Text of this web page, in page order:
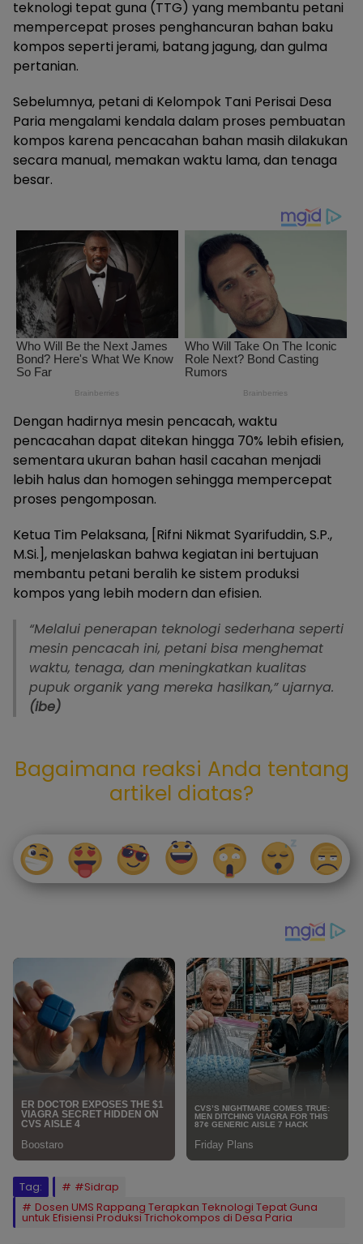
teknologi tepat guna (TTG) yang membantu petani
mempercepat proses penghancuran bahan baku
kompos seperti jerami, batang jagung, dan gulma
pertanian.
Sebelumnya, petani di Kelompok Tani Perisai Desa
Paria mengalami kendala dalam proses pembuatan
kompos karena pencacahan bahan masih dilakukan
secara manual, memakan waktu lama, dan tenaga
besar.
Dengan hadirnya mesin pencacah, waktu
pencacahan dapat ditekan hingga 70% lebih efisien,
sementara ukuran bahan hasil cacahan menjadi
lebih halus dan homogen sehingga mempercepat
proses pengomposan.
Ketua Tim Pelaksana, [Rifni Nikmat Syarifuddin, S.P.,
M.Si.], menjelaskan bahwa kegiatan ini bertujuan
membantu petani beralih ke sistem produksi
kompos yang lebih modern dan efisien.
“Melalui penerapan teknologi sederhana seperti
mesin pencacah ini, petani bisa menghemat
waktu, tenaga, dan meningkatkan kualitas
pupuk organik yang mereka hasilkan,” ujarnya.
(ibe)
Bagaimana reaksi Anda tentang
artikel diatas?
Tag:
#Sidrap
Dosen UMS Rappang Terapkan Teknologi Tepat Guna
untuk Efisiensi Produksi Trichokompos di Desa Paria